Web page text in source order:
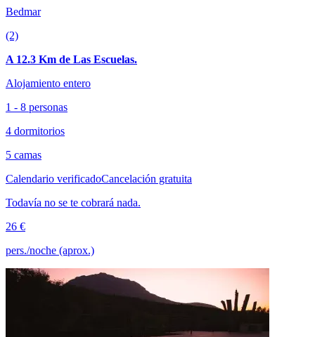
Bedmar
(2)
A 12.3 Km de Las Escuelas.
Alojamiento entero
1 - 8 personas
4 dormitorios
5 camas
Calendario verificadoCancelación gratuita
Todavía no se te cobrará nada.
26 €
pers./noche (aprox.)